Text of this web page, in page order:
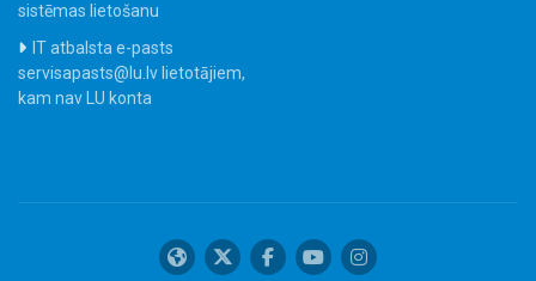
sistēmas lietošanu
IT atbalsta e-pasts
servisapasts@lu.lv lietotājiem,
kam nav LU konta